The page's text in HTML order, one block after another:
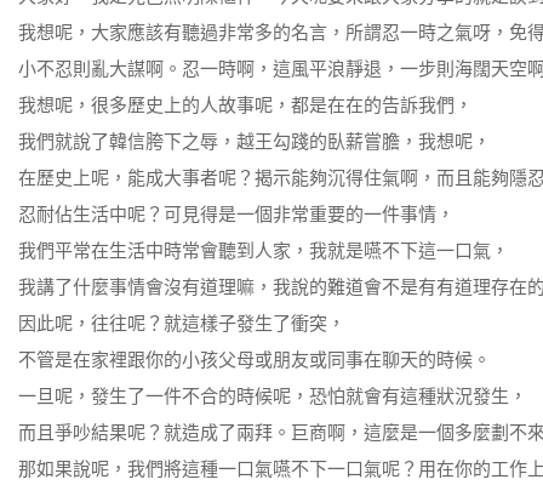
我想呢，大家應該有聽過非常多的名言，所謂忍一時之氣呀，免
小不忍則亂大謀啊。忍一時啊，這風平浪靜退，一步則海闊天空
我想呢，很多歷史上的人故事呢，都是在在的告訴我們，
我們就說了韓信胯下之辱，越王勾踐的臥薪嘗膽，我想呢，
在歷史上呢，能成大事者呢？揭示能夠沉得住氣啊，而且能夠隱
忍耐佔生活中呢？可見得是一個非常重要的一件事情，
我們平常在生活中時常會聽到人家，我就是嚥不下這一口氣，
我講了什麼事情會沒有道理嘛，我說的難道會不是有有道理存在
因此呢，往往呢？就這樣子發生了衝突，
不管是在家裡跟你的小孩父母或朋友或同事在聊天的時候。
一旦呢，發生了一件不合的時候呢，恐怕就會有這種狀況發生，
而且爭吵結果呢？就造成了兩拜。巨商啊，這麼是一個多麼劃不
那如果說呢，我們將這種一口氣嚥不下一口氣呢？用在你的工作